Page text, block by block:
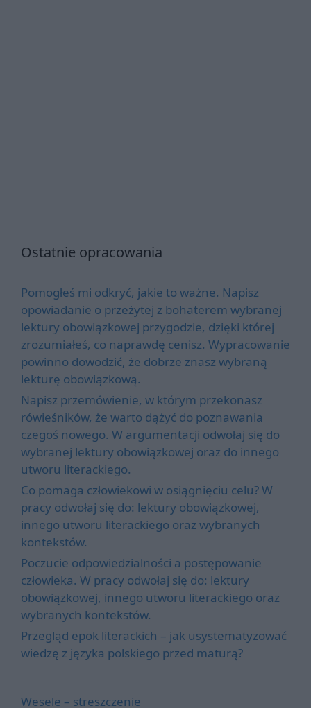
Ostatnie opracowania
Pomogłeś mi odkryć, jakie to ważne. Napisz
opowiadanie o przeżytej z bohaterem wybranej
lektury obowiązkowej przygodzie, dzięki której
zrozumiałeś, co naprawdę cenisz. Wypracowanie
powinno dowodzić, że dobrze znasz wybraną
lekturę obowiązkową.
Napisz przemówienie, w którym przekonasz
rówieśników, że warto dążyć do poznawania
czegoś nowego. W argumentacji odwołaj się do
wybranej lektury obowiązkowej oraz do innego
utworu literackiego.
Co pomaga człowiekowi w osiągnięciu celu? W
pracy odwołaj się do: lektury obowiązkowej,
innego utworu literackiego oraz wybranych
kontekstów.
Poczucie odpowiedzialności a postępowanie
człowieka. W pracy odwołaj się do: lektury
obowiązkowej, innego utworu literackiego oraz
wybranych kontekstów.
Przegląd epok literackich – jak usystematyzować
wiedzę z języka polskiego przed maturą?
Wesele – streszczenie